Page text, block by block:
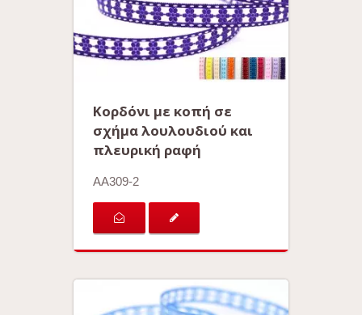
Κορδόνι με κοπή σε
σχήμα λουλουδιού και
πλευρική ραφή
AA309-2